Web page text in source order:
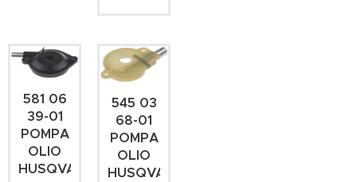
581 06
39-01
POMPA
OLIO
HUSQVARNA
545 03
68-01
POMPA
OLIO
HUSQVARNA